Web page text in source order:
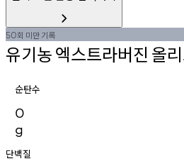
50회 미만기록
유기농엑스트라버진 올
순탄수
0
g
단백질